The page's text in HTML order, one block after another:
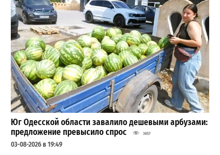
Юг Одесской области завалило дешевыми арбузами:
предложение превысило спрос
3657
03-08-2026 в 19:49